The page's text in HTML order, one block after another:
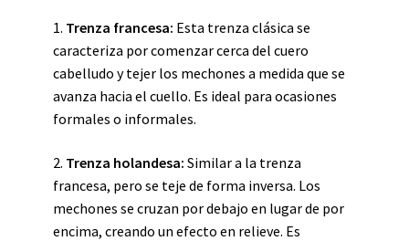
1. Trenza francesa: Esta trenza clásica se
caracteriza por comenzar cerca del cuero
cabelludo y tejer los mechones a medida que se
avanza hacia el cuello. Es ideal para ocasiones
formales o informales.
2. Trenza holandesa: Similar a la trenza
francesa, pero se teje de forma inversa. Los
mechones se cruzan por debajo en lugar de por
encima, creando un efecto en relieve. Es